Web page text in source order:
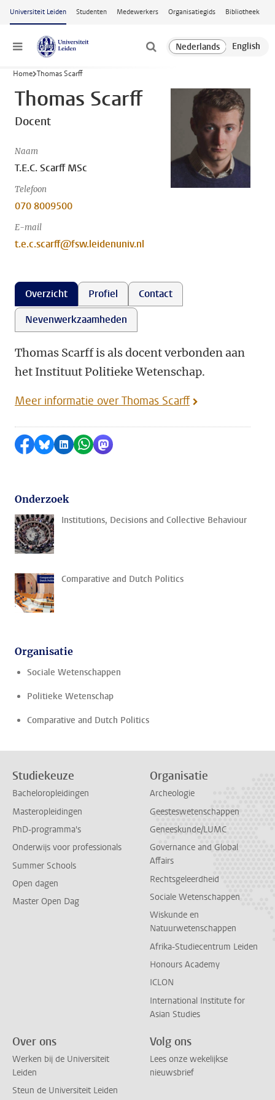
Ga naar hoofdinhoud
Universiteit Leiden Studenten Medewerkers Organisatiegids Bibliotheek
Menu
Home Thomas Scarff
Thomas Scarff
Docent
Naam
T.E.C. Scarff MSc
Telefoon
070 8009500
E-mail
t.e.c.scarff@fsw.leidenuniv.nl
Overzicht Profiel
Contact
Nevenwerkzaamheden
Thomas Scarff is als docent verbonden aan
het Instituut Politieke Wetenschap.
Meer informatie over Thomas Scarff
Delen op Facebook
Delen via Bluesky
Delen op LinkedIn
Delen via WhatsApp
Delen via Mastodon
Onderzoek
Institutions, Decisions and Collective Behaviour
Comparative and Dutch Politics
Organisatie
Sociale Wetenschappen
Politieke Wetenschap
Comparative and Dutch Politics
Studiekeuze
Bacheloropleidingen
Masteropleidingen
PhD-programma's
Onderwijs voor professionals
Summer Schools
Open dagen
Master Open Dag
Organisatie
Archeologie
Geesteswetenschappen
Geneeskunde/LUMC
Governance and Global
Affairs
Rechtsgeleerdheid
Sociale Wetenschappen
Wiskunde en
Natuurwetenschappen
Afrika-Studiecentrum Leiden
Honours Academy
ICLON
International Institute for
Asian Studies
Over ons
Werken bij de Universiteit
Leiden
Steun de Universiteit Leiden
Volg ons
Lees onze wekelijkse
nieuwsbrief